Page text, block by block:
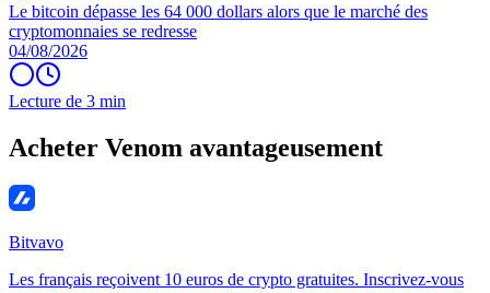
Le bitcoin dépasse les 64 000 dollars alors que le marché des
cryptomonnaies se redresse
04/08/2026
Lecture de 3 min
Acheter Venom avantageusement
Bitvavo
Les français reçoivent 10 euros de crypto gratuites. Inscrivez-vous